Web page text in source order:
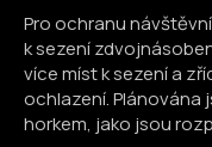
Pro ochranu
k sezení
více míst k sezení a
ochlazení. Plánována
horkem, jako jsou